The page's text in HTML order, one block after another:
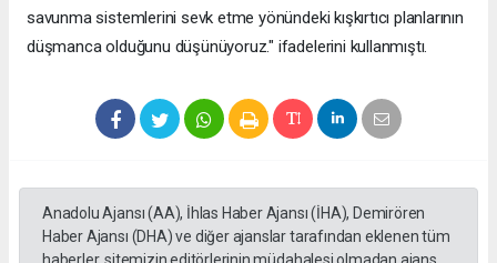
savunma sistemlerini sevk etme yönündeki kışkırtıcı planlarının
düşmanca olduğunu düşünüyoruz." ifadelerini kullanmıştı.
Anadolu Ajansı (AA), İhlas Haber Ajansı (İHA), Demirören
Haber Ajansı (DHA) ve diğer ajanslar tarafından eklenen tüm
haberler, sitemizin editörlerinin müdahalesi olmadan ajans